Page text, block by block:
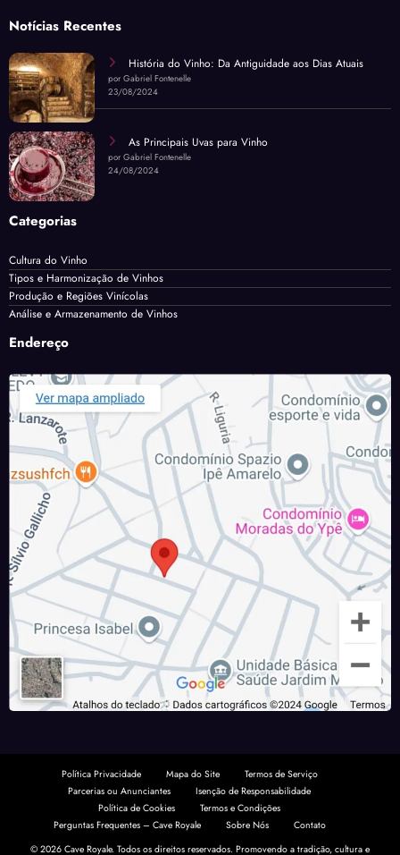
Notícias Recentes
História do Vinho: Da Antiguidade aos Dias Atuais
por Gabriel Fontenelle
23/08/2024
As Principais Uvas para Vinho
por Gabriel Fontenelle
24/08/2024
Categorias
Cultura do Vinho
Tipos e Harmonização de Vinhos
Produção e Regiões Vinícolas
Análise e Armazenamento de Vinhos
Endereço
Política Privacidade Mapa do Site
Termos de Serviço
Parcerias ou Anunciantes
Isenção de Responsabilidade
Política de Cookies
Termos e Condições
Perguntas Frequentes – Cave Royale
Sobre Nós
Contato
© 2026 Cave Royale. Todos os direitos reservados. Promovendo a tradição, cultura e